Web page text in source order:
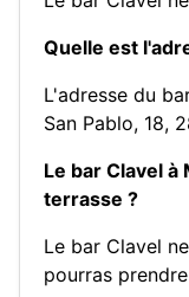
Quelle est
L'adresse du
San Pablo, 18,
Le bar Clavel
terrasse ?
Le bar Clavel
pourras